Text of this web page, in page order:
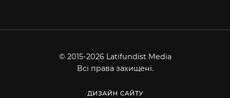
© 2015-2026 Latifundist Media
Всі права захищені.